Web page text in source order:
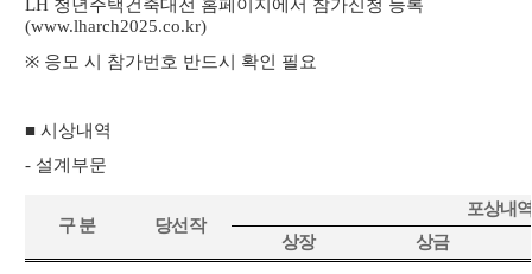
LH 청년주택건축대전 홈페이지에서 참가신청 등록
(www.lharch2025.co.kr)
※ 응모 시 참가번호 반드시 확인 필요
■ 시상내역
- 설계부문
구 분 당선작
포상내
상장
상금